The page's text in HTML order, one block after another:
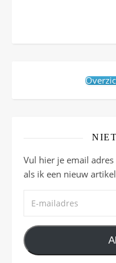
Vul hier je email
als ik een nieuw